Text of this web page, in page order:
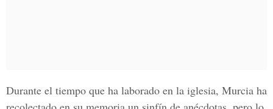
Durante el tiempo que ha laborado en la iglesia, Murcia ha